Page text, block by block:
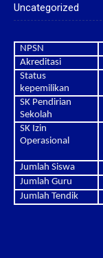
Uncategorized
NPSN
Akreditasi
Status
kepemilikan
SK Pendirian
Sekolah
SK Izin
Operasional
Jumlah Siswa
Jumlah Guru
Jumlah Tendik